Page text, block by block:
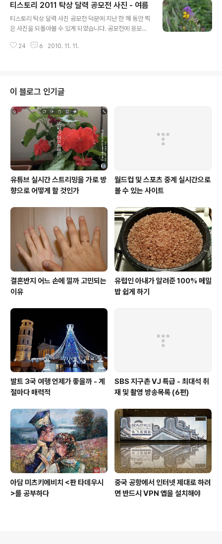
티스토리 2011 탁상 달력 공모전 사진 - 여름
티스토리 탁상 달력 사진 공모전 덕분에 지난 한 해 동안 찍
은 사진을 되돌아볼 수 있게 되었습니다. 공모전에 응모하
24 6 2010. 11. 11.
이 블로그 인기글
유튜브 실시간 스트리밍을 가로 방
향으로 어떻게 할 것인가
월드컵 및 스포츠 중계 실시간으로
볼 수 있는 사이트
결혼반지 어느 손에 낄까 고민되는
이유
유럽인 아내가 알려준 100% 메밀
밥 쉽게 하기
발트 3국 여행 언제가 좋을까 - 계
절마다 매력적
SBS 지구촌 VJ 특급 - 최대석 취
재 및 촬영 방송목록 (6편)
아담 미츠키에비치 <판 타데우시
>를 공부하다
중국 공항에서 인터넷 제대로 하려
면 반드시 VPN 앱을 설치해야